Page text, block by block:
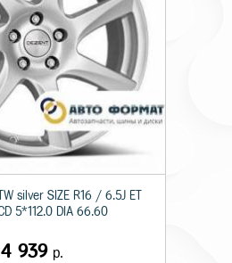
silver SIZE R16 / 6.5J ET
5*112.0 DIA 66.60
4 939 р.